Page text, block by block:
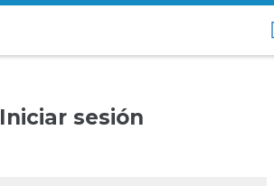
Iniciar sesión